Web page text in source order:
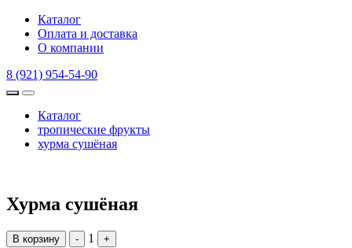
Каталог
Оплата и доставка
О компании
8 (921) 954-54-90
Каталог
тропические фрукты
хурма сушёная
Хурма сушёная
В корзину - 1 +